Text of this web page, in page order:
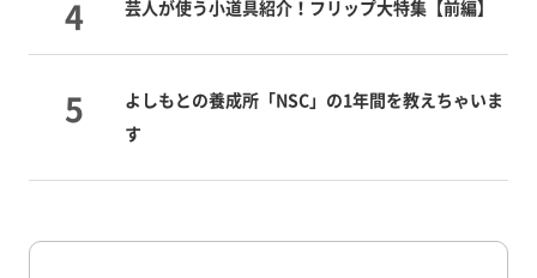
芸人が使う小道具紹介！フリップ大特集【前編】
よしもとの養成所「NSC」の1年間を教えちゃいま
す